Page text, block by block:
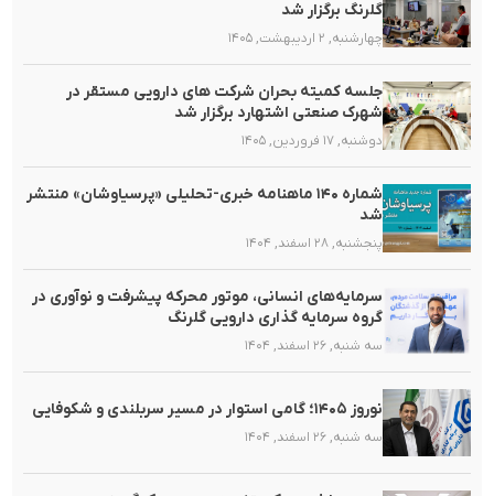
گلرنگ برگزار شد
چهارشنبه, ۲ اردیبهشت, ۱۴۰۵
جلسه کمیته بحران شرکت های دارویی مستقر در
شهرک صنعتی اشتهارد برگزار شد
دوشنبه, ۱۷ فروردین, ۱۴۰۵
شماره ۱۴۰ ماهنامه خبری-تحلیلی «پرسیاوشان» منتشر
شد
پنجشنبه, ۲۸ اسفند, ۱۴۰۴
سرمایه‌های انسانی، موتور محرکه پیشرفت و نوآوری در
گروه سرمایه گذاری دارویی گلرنگ
سه شنبه, ۲۶ اسفند, ۱۴۰۴
نوروز ۱۴۰۵؛ گامی استوار در مسیر سربلندی و شکوفایی
سه شنبه, ۲۶ اسفند, ۱۴۰۴